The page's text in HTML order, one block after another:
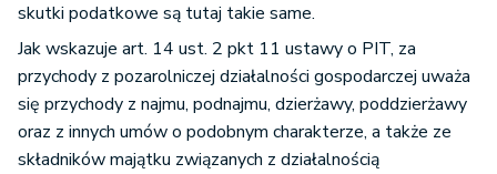
skutki podatkowe są tutaj takie same.
Jak wskazuje art. 14 ust. 2 pkt 11 ustawy o PIT, za
przychody z pozarolniczej działalności gospodarczej uważa
się przychody z najmu, podnajmu, dzierżawy, poddzierżawy
oraz z innych umów o podobnym charakterze, a także ze
składników majątku związanych z działalnością